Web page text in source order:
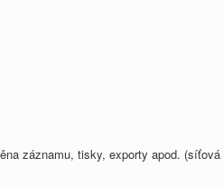
záznamu, tisky, exporty apod.